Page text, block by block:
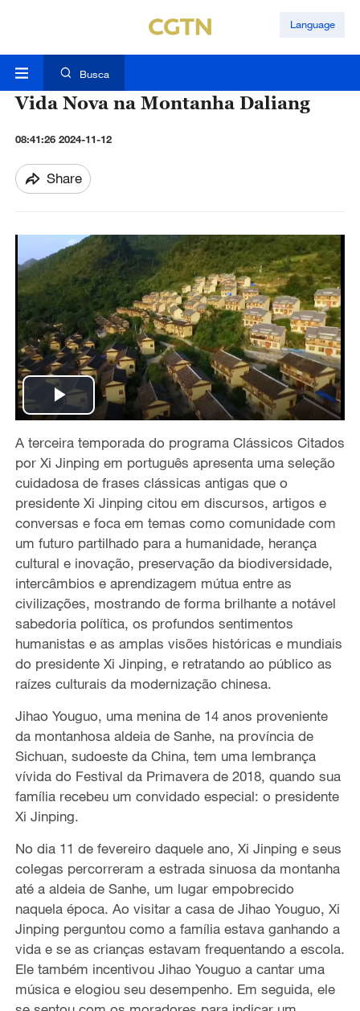
Language
Busca
Vida Nova na Montanha Daliang
08:41:26 2024-11-12
Share
P
l
a
y
V
i
d
e
A terceira temporada do programa Clássicos Citados
por Xi Jinping em português apresenta uma seleção
cuidadosa de frases clássicas antigas que o
presidente Xi Jinping citou em discursos, artigos e
conversas e foca em temas como comunidade com
um futuro partilhado para a humanidade, herança
cultural e inovação, preservação da biodiversidade,
intercâmbios e aprendizagem mútua entre as
civilizações, mostrando de forma brilhante a notável
sabedoria política, os profundos sentimentos
humanistas e as amplas visões históricas e mundiais
do presidente Xi Jinping, e retratando ao público as
raízes culturais da modernização chinesa.
Jihao Youguo, uma menina de 14 anos proveniente
da montanhosa aldeia de Sanhe, na província de
Sichuan, sudoeste da China, tem uma lembrança
vívida do Festival da Primavera de 2018, quando sua
família recebeu um convidado especial: o presidente
Xi Jinping.
No dia 11 de fevereiro daquele ano, Xi Jinping e seus
colegas percorreram a estrada sinuosa da montanha
até a aldeia de Sanhe, um lugar empobrecido
naquela época. Ao visitar a casa de Jihao Youguo, Xi
Jinping perguntou como a família estava ganhando a
vida e se as crianças estavam frequentando a escola.
Ele também incentivou Jihao Youguo a cantar uma
música e elogiou seu desempenho. Em seguida, ele